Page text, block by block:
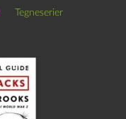
Tegneserier